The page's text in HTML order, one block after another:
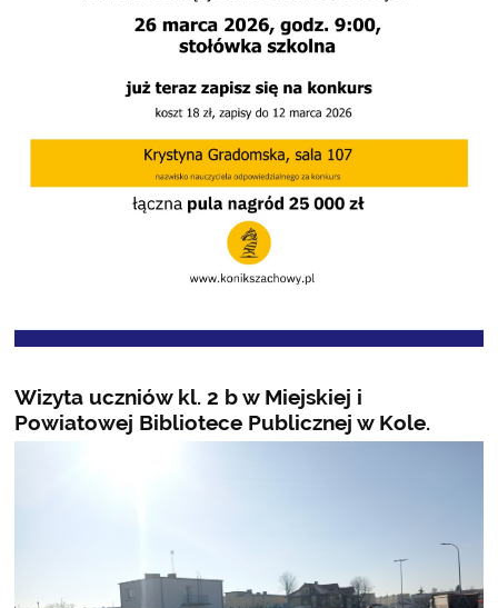
Wizyta uczniów kl. 2 b w Miejskiej i
Powiatowej Bibliotece Publicznej w Kole.